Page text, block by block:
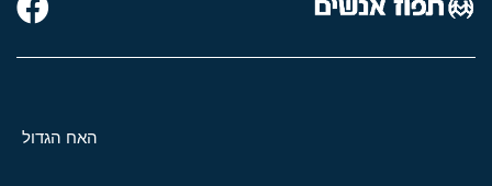
האח הגדול